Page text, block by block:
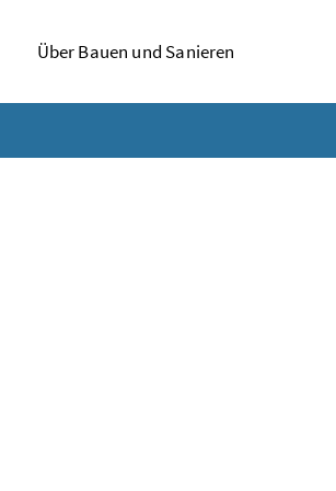
Über Bauen und Sanieren